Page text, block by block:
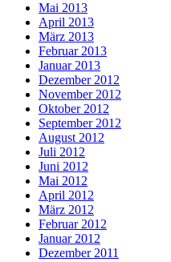
Mai 2013
April 2013
März 2013
Februar 2013
Januar 2013
Dezember 2012
November 2012
Oktober 2012
September 2012
August 2012
Juli 2012
Juni 2012
Mai 2012
April 2012
März 2012
Februar 2012
Januar 2012
Dezember 2011